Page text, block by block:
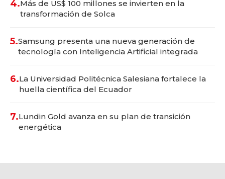
4.Más de US$ 100 millones se invierten en la
transformación de Solca
5.Samsung presenta una nueva generación de
tecnología con Inteligencia Artificial integrada
6.La Universidad Politécnica Salesiana fortalece la
huella científica del Ecuador
7.Lundin Gold avanza en su plan de transición
energética